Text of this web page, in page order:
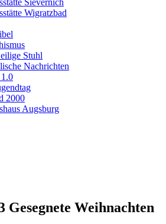
Sievernich
Wigratzbad
Stuhl
Nachrichten
2000
Augsburg
Gesegnete Weihnachten